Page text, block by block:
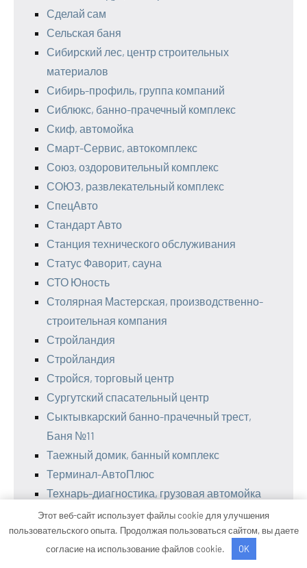
Сделай сам
Сельская баня
Сибирский лес, центр строительных
материалов
Сибирь-профиль, группа компаний
Сиблюкс, банно-прачечный комплекс
Скиф, автомойка
Смарт-Сервис, автокомплекс
Союз, оздоровительный комплекс
СОЮЗ, развлекательный комплекс
СпецАвто
Стандарт Авто
Станция технического обслуживания
Статус Фаворит, сауна
СТО Юность
Столярная Мастерская, производственно-
строительная компания
Стройландия
Стройландия
Стройся, торговый центр
Сургутский спасательный центр
Сыктывкарский банно-прачечный трест,
Баня №11
Таежный домик, банный комплекс
Терминал-АвтоПлюс
Технарь-диагностика, грузовая автомойка
Товары для сада и дома
Точка
Тургоякская изба, гостевой дом
Этот веб-сайт использует файлы cookie для улучшения
пользовательского опыта. Продолжая пользоваться сайтом, вы даете
согласие на использование файлов cookie.
OK